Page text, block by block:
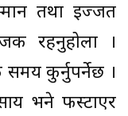
तथा इज्जत
रहनुहोला ।
समय कुर्नुपर्नेछ ।
भने फस्टाएर